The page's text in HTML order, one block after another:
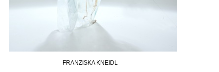
FRANZISKA KNEIDL